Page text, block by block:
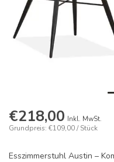
€218,00 Inkl. MwSt.
Grundpreis: €109,00 / Stück
Esszimmerstuhl Austin –